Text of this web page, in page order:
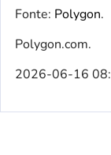
Fonte: Polygon.
Polygon.com.
2026-06-16